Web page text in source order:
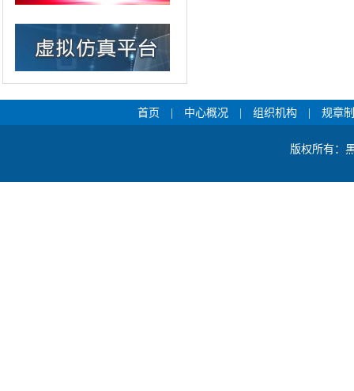
首页 中心概况 组织机构 规章
版权所有：